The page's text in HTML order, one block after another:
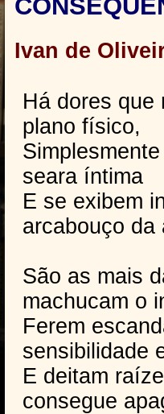
Ivan de
Há dores que
plano físico,
seara íntima
E se exibem
arcabouço da
São as mais
machucam o
Ferem
sensibilidade
E deitam
consegue